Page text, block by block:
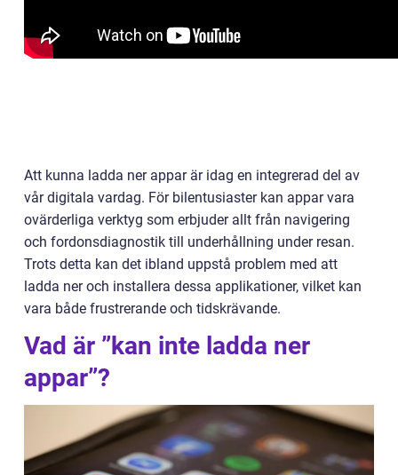
Att kunna ladda ner appar är idag en integrerad del av
vår digitala vardag. För bilentusiaster kan appar vara
ovärderliga verktyg som erbjuder allt från navigering
och fordonsdiagnostik till underhållning under resan.
Trots detta kan det ibland uppstå problem med att
ladda ner och installera dessa applikationer, vilket kan
vara både frustrerande och tidskrävande.
Vad är ”kan inte ladda ner
appar”?